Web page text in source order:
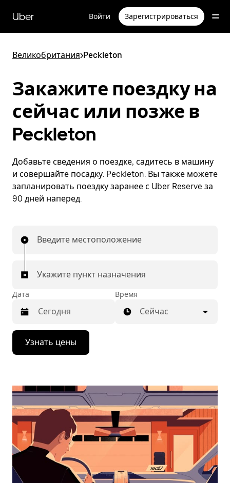
перейти
к
содержимому
Uber Войти Зарегистрироваться
Великобритания>Peckleton
Закажите поездку на
сейчас или позже в
Peckleton
Добавьте сведения о поездке, садитесь в машину
и совершайте посадку. Peckleton. Вы также можете
запланировать поездку заранее с Uber Reserve за
90 дней наперед.
Введите местоположение
Укажите пункт назначения
Дата
Нажмите
стрелку
вниз,
календарю
выбрать
дату.
Чтобы
закрыть
календарь,
нажмите
Esc.
Время
Сейчас
Узнать цены